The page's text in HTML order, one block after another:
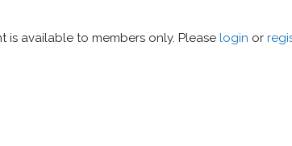
is available to members only. Please login or